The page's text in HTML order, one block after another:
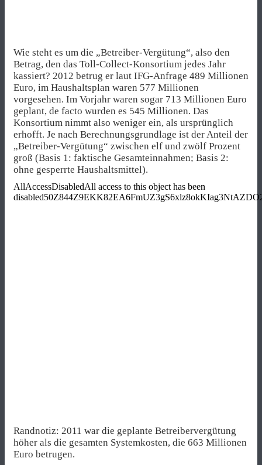
Wie steht es um die „Betreiber-Vergütung“, also den
Betrag, den das Toll-Collect-Konsortium jedes Jahr
kassiert? 2012 betrug er laut IFG-Anfrage 489 Millionen
Euro, im Haushaltsplan waren 577 Millionen
vorgesehen. Im Vorjahr waren sogar 713 Millionen Euro
geplant, de facto wurden es 545 Millionen. Das
Konsortium nimmt also weniger ein, als ursprünglich
erhofft. Je nach Berechnungsgrundlage ist der Anteil der
„Betreiber-Vergütung“ zwischen elf und zwölf Prozent
groß (Basis 1: faktische Gesamteinnahmen; Basis 2:
ohne gesperrte Haushaltsmittel).
Randnotiz: 2011 war die geplante Betreibervergütung
höher als die gesamten Systemkosten, die 663 Millionen
Euro betrugen.